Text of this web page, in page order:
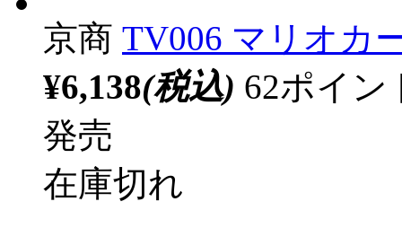
京商 TV006 マリオカ
¥6,138(税込) 62ポイ
発売
在庫切れ